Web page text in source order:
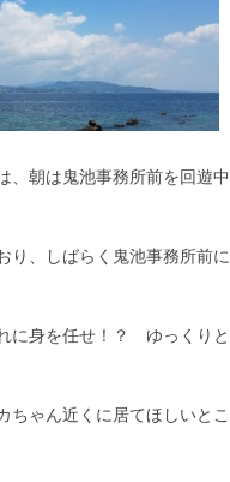
、朝は鬼池事務所前を回遊
り、しばらく鬼池事務所前
に身を任せ！？ ゆっくり
ちゃん近くに居てほしいと